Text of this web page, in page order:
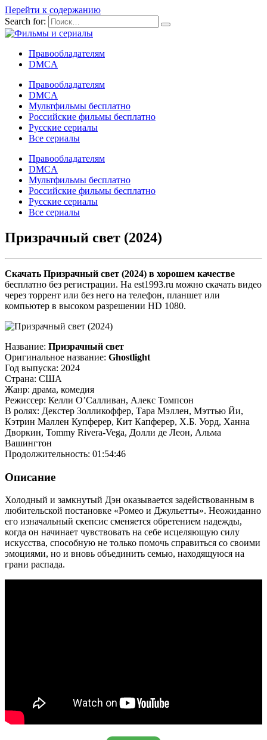
Перейти к содержанию
Search for:
Правообладателям
DMCA
Правообладателям
DMCA
Мультфильмы бесплатно
Российские фильмы бесплатно
Русские сериалы
Все сериалы
Правообладателям
DMCA
Мультфильмы бесплатно
Российские фильмы бесплатно
Русские сериалы
Все сериалы
Призрачный свет (2024)
Скачать Призрачный свет (2024) в хорошем качестве
бесплатно без регистрации. На est1993.ru можно скачать видео
через торрент или без него на телефон, планшет или
компьютер в высоком разрешении HD 1080.
Название: Призрачный свет
Оригинальное название: Ghostlight
Год выпуска: 2024
Страна: США
Жанр: драма, комедия
Режиссер: Келли О’Салливан, Алекс Томпсон
В ролях: Декстер Золликоффер, Тара Мэллен, Мэттью Йи,
Кэтрин Маллен Купферер, Кит Капферер, Х.Б. Уорд, Ханна
Дворкин, Tommy Rivera-Vega, Долли де Леон, Альма
Вашингтон
Продолжительность: 01:54:46
Описание
Холодный и замкнутый Дэн оказывается задействованным в
любительской постановке «Ромео и Джульетты». Неожиданно
его изначальный скепсис сменяется обретением надежды,
когда он начинает чувствовать на себе исцеляющую силу
искусства, способную не только помочь справиться со своими
эмоциями, но и вновь объединить семью, находящуюся на
грани распада.